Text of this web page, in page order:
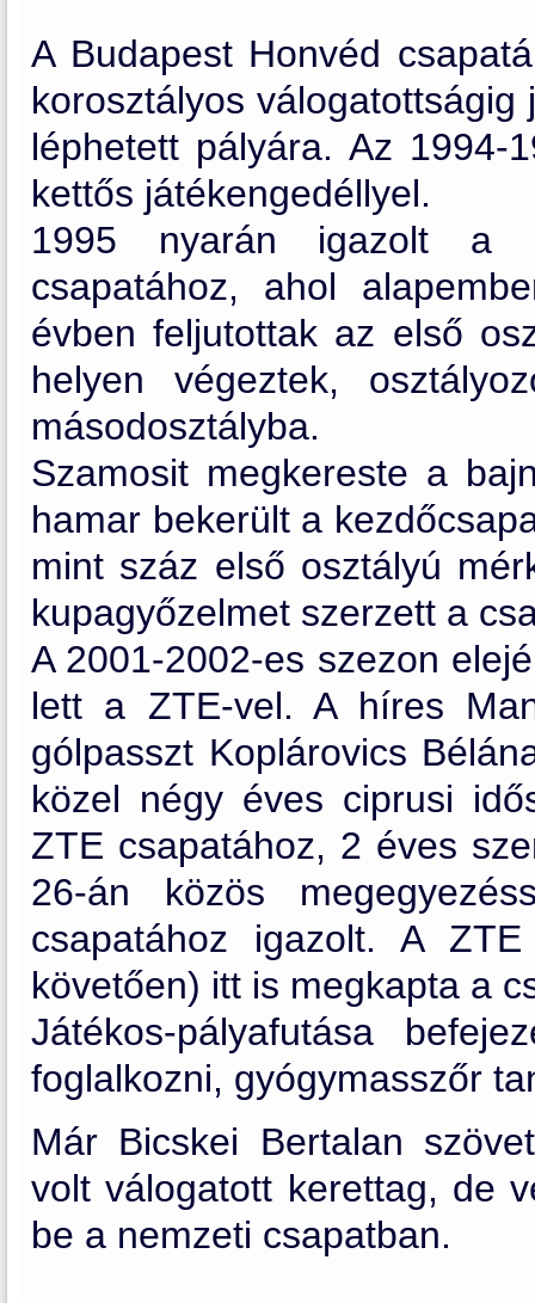
A Budapest Honvéd
korosztályos
léphetett pályára. Az 1994-
kettős játékengedéllyel.
1995 nyarán igazolt a
csapatához, ahol
évben feljutottak az első
helyen végeztek,
másodosztályba.
Szamosit megkereste a
hamar bekerült a
mint száz első osztályú
kupagyőzelmet szerzett a
A 2001-2002-es szezon
lett a ZTE-vel. A híres
gólpasszt Koplárovics
közel négy éves ciprusi
ZTE csapatához, 2 éves
26-án közös
csapatához igazolt. A
követően) itt is megkapta a
Játékos-pályafutása
foglalkozni, gyógymasszőr
Már Bicskei Bertalan
volt válogatott kerettag, de
be a nemzeti csapatban.